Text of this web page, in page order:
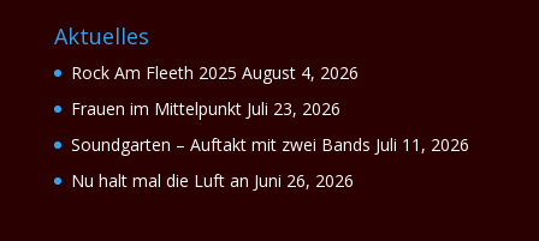
Aktuelles
Rock Am Fleeth 2025 August 4, 2026
Frauen im Mittelpunkt Juli 23, 2026
Soundgarten – Auftakt mit zwei Bands Juli 11, 2026
Nu halt mal die Luft an Juni 26, 2026